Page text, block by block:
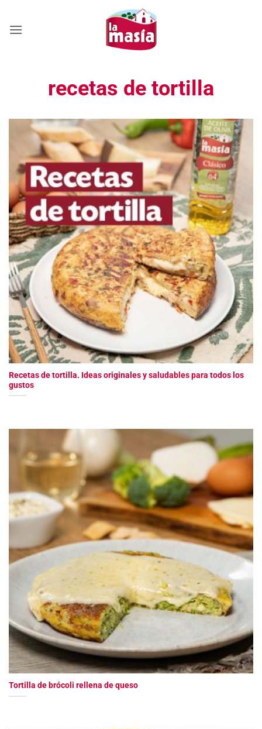
contenido
recetas de tortilla
Recetas de tortilla. Ideas originales y saludables para todos los
gustos
Tortilla de brócoli rellena de queso